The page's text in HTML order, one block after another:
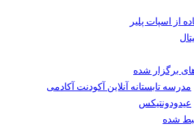
از اسپات پلیر
های برگزار شده
مدرسه تابستانه آنلاین آکودنت آکادمی
عیدودونتیکس
شده